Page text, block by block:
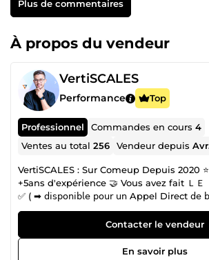
Plus de commentaires
À propos du vendeur
VertiSCALES
Performance Top
Professionnel Commandes en cours4
Ventes au total256 Vendeur depuis
VertiSCALES : Sur Comeup Depuis 2020
+5ans d'expérience 🤝 Vous avez fait ＬＥ ＢＯＮ ＣＨＯＩＸ
✅ ( ➡ 𝖽𝗂𝗌𝗉𝗈𝗇𝗂𝖻𝗅𝖾 𝗉𝗈𝗎𝗋 𝗎𝗇 Appel Direct 𝖽𝖾
600 𝖢𝖫𝖨𝖤𝖭𝖳𝖲 𝗆'𝗈𝗇𝗍 𝖥𝖠𝖨𝖳 𝖢𝖮𝖭𝖥𝖨𝖠𝖭𝖢𝖤 🔥🚀
𝖬𝗈𝗇𝗍𝖾𝖾𝗌 ✔ 𝖥𝖴𝖫𝖫-𝖳𝖨𝖬𝖤 𝖵𝗂𝖽𝖾𝗈 𝖤𝖽𝗂𝗍𝗈𝗋 📹
𝖳𝖾𝗆𝗉𝗌 ✔ 𝗌𝗎𝗋 𝖢𝖮𝖬𝖤𝖴𝖯 : 𝖣𝖾𝗉𝗎𝗂𝗌 𝖠𝗏𝗋𝗂𝗅 2020 🗓🚀 ✔
𝖣𝗂𝗌𝗉𝗈𝗇𝗂𝖻𝗅𝖾 7𝗃/7 ✧ 🗓 ✧ ✔ + 𝖯𝗋𝗈𝗆𝗉𝗍 𝖤𝗇𝗀𝗂𝗇𝖾𝖾𝗋𝗌 🤖
Contacter le vendeur
En savoir plus